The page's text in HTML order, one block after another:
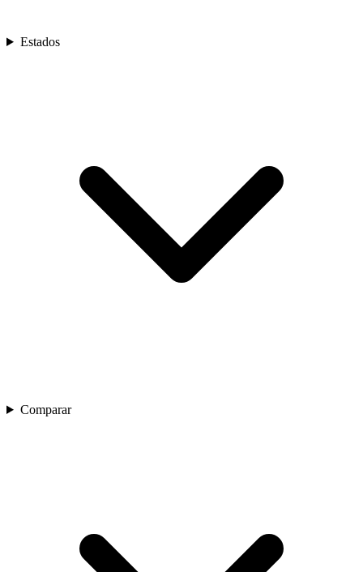
Estados
Comparar